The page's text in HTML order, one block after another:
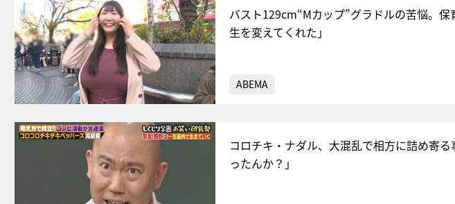
バスト129cm“Mカップ”グラドルの苦悩。
生を変えてくれた」
ABEMA
コロチキ・ナダル、大混乱で相方に詰め寄
ったんか？」